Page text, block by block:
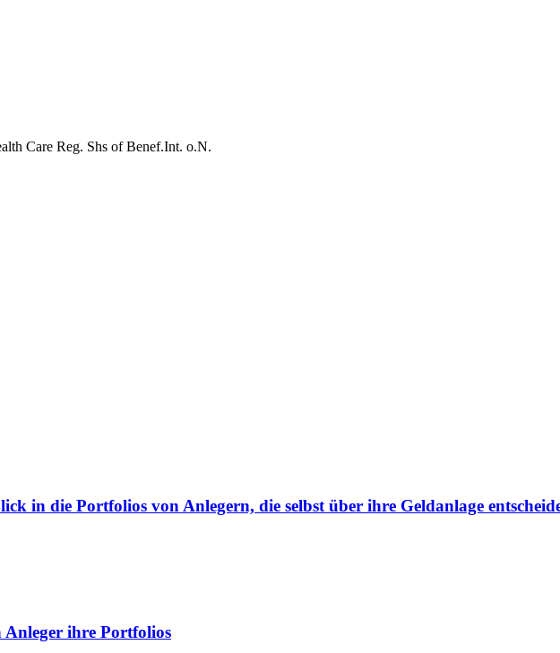
Care Reg. Shs of Benef.Int. o.N.
in die Portfolios von Anlegern, die selbst über ihre Geldanlage
Anleger ihre Portfolios